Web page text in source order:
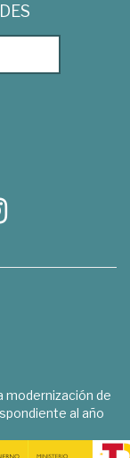
modernización de
al año